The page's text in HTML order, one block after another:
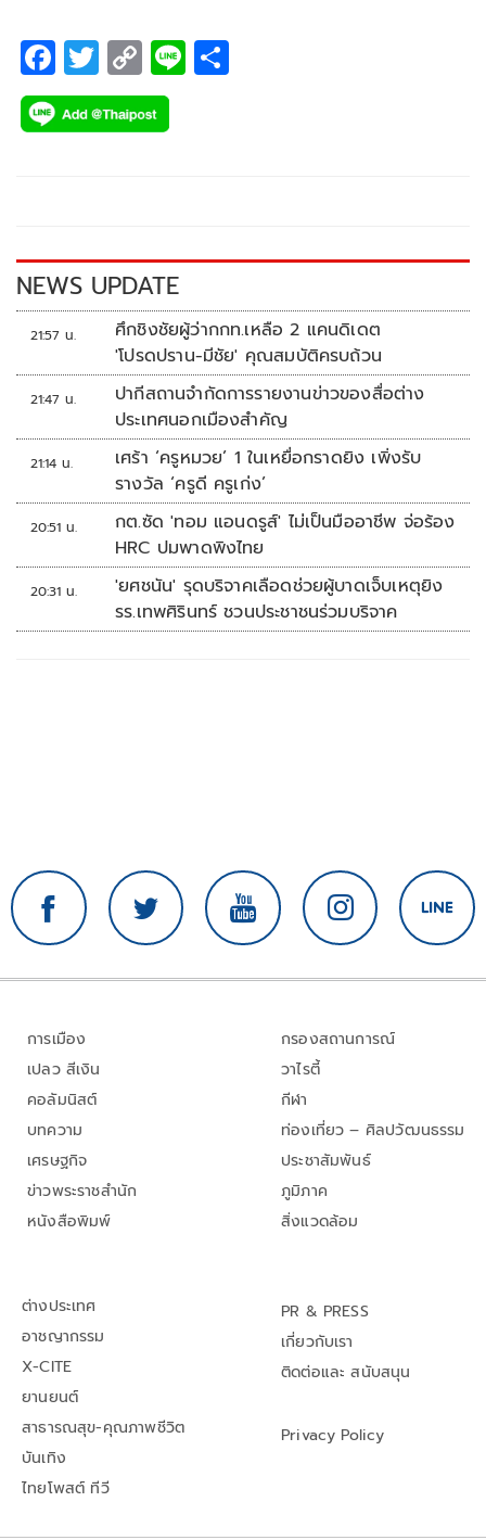
F
ac
e
k
T
wi
tt
C
o
p
k
Li
NEWS UPDATE
21:57 น.
ศึกชิงชัยผู้ว่ากกท.เหลือ 2 แคนดิเดต
'โปรดปราน-มีชัย' คุณสมบัติครบถ้วน
21:47 น.
ปากีสถานจำกัดการรายงานข่าวของสื่อต่าง
ประเทศนอกเมืองสำคัญ
21:14 น.
เศร้า ‘ครูหมวย’ 1 ในเหยื่อกราดยิง เพิ่งรับ
รางวัล ‘ครูดี ครูเก่ง’
20:51 น.
กต.ซัด 'ทอม แอนดรูส์' ไม่เป็นมืออาชีพ จ่อร้อง
HRC ปมพาดพิงไทย
20:31 น.
'ยศชนัน' รุดบริจาคเลือดช่วยผู้บาดเจ็บเหตุยิง
รร.เทพศิรินทร์ ชวนประชาชนร่วมบริจาค
การเมือง
เปลว สีเงิน
คอลัมนิสต์
บทความ
เศรษฐกิจ
ข่าวพระราชสำนัก
หนังสือพิมพ์
กรองสถานการณ์
วาไรตี้
กีฬา
ท่องเที่ยว – ศิลปวัฒนธรรม
ประชาสัมพันธ์
ภูมิภาค
สิ่งแวดล้อม
ต่างประเทศ
อาชญากรรม
X-CITE
ยานยนต์
สาธารณสุข-คุณภาพชีวิต
บันเทิง
ไทยโพสต์ ทีวี
PR & PRESS
เกี่ยวกับเรา
ติดต่อและ สนับสนุน
Privacy Policy